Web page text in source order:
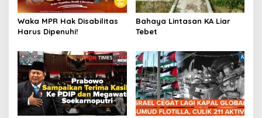
Waka MPR Hak Disabilitas
Harus Dipenuhi!
Bahaya Lintasan KA Liar
Tebet